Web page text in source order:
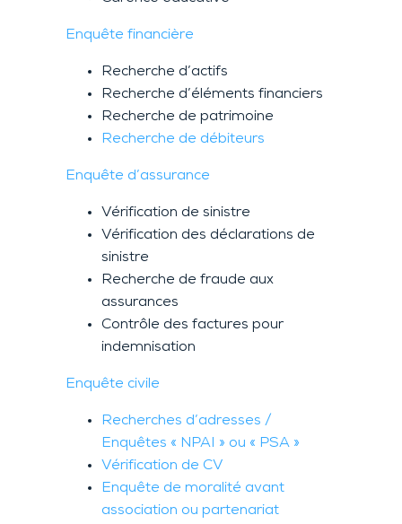
Enquête financière
Recherche d’actifs
Recherche d’éléments financiers
Recherche de patrimoine
Recherche de débiteurs
Enquête d’assurance
Vérification de sinistre
Vérification des déclarations de
sinistre
Recherche de fraude aux
assurances
Contrôle des factures pour
indemnisation
Enquête civile
Recherches d’adresses /
Enquêtes « NPAI » ou « PSA »
Vérification de CV
Enquête de moralité avant
association ou partenariat